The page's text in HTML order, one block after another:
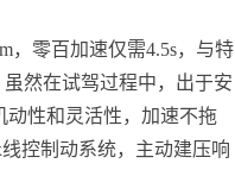
，零百加速仅需4.5s，与特
然在试驾过程中，出于安
动性和灵活性，加速不拖
控制动系统，主动建压响